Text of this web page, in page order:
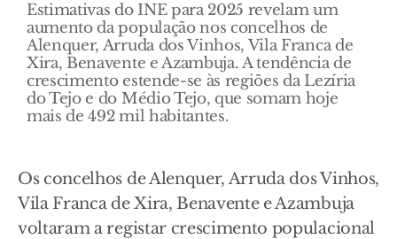
Estimativas do INE para 2025 revelam um
aumento da população nos concelhos de
Alenquer, Arruda dos Vinhos, Vila Franca de
Xira, Benavente e Azambuja. A tendência de
crescimento estende-se às regiões da Lezíria
do Tejo e do Médio Tejo, que somam hoje
mais de 492 mil habitantes.
Os concelhos de Alenquer, Arruda dos Vinhos,
Vila Franca de Xira, Benavente e Azambuja
voltaram a registar crescimento populacional